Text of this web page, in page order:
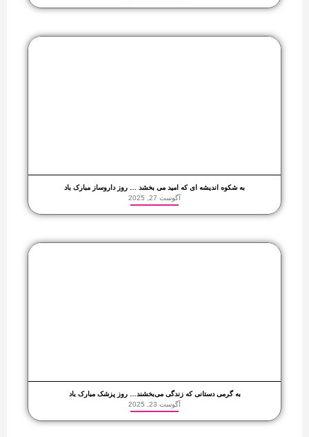
به شکوه اندیشه ای که امید می بخشد … روز داروساز مبارک باد
آگوست 27, 2025
به گرمی دستانی که زندگی می‌بخشند… روز پزشک مبارک باد
آگوست 23, 2025